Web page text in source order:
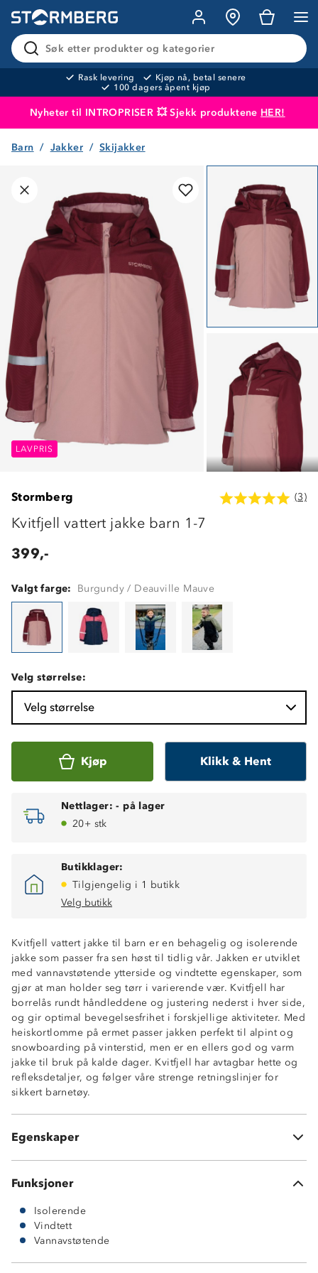
Søk etter produkter og kategorier
Rask levering
Kjøp nå, betal senere
100 dagers åpent kjøp
Nyheter til INTROPRISER 💥 Sjekk produktene HER!
Produktet er lagt i handlekurven
Barn Jakker Skijakker
LAVPRIS LAVPRIS
LAVPRIS
Stormberg (3)
Kvitfjell vattert jakke barn 1-7
399,-
Valgt farge: Burgundy / Deauville Mauve
Velg størrelse:
Velg størrelse
Kjøp Klikk & Hent
Nettlager: - på lager
20+ stk
Butikklager:
Tilgjengelig i 1 butikk
Velg butikk
Kvitfjell vattert jakke til barn er en behagelig og isolerende
jakke som passer fra sen høst til tidlig vår. Jakken er utviklet
med vannavstøtende ytterside og vindtette egenskaper, som
gjør at man holder seg tørr i varierende vær. Kvitfjell har
borrelås rundt håndleddene og justering nederst i hver side,
og gir optimal bevegelsesfrihet i forskjellige aktiviteter. Med
heiskortlomme på ermet passer jakken perfekt til alpint og
snowboarding på vinterstid, men er en ellers god og varm
jakke til bruk på kalde dager. Kvitfjell har avtagbar hette og
refleksdetaljer, og følger våre strenge retningslinjer for
sikkert barnetøy.
Egenskaper
Isolerende
Vannavstøtende (4000 mm vannsøyle)
Vindtett
Avtagbar hette med justering
Borrelås på ermer
Heiskortlomme med glidelås
Justering nede i sidene
Oeko-Tex Standard 100
Funksjoner
Isolerende
Vindtett
Vannavstøtende